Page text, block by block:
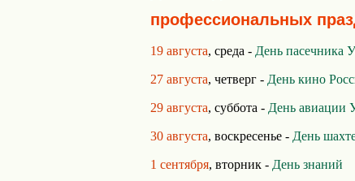
профессиональных
19 августа, среда - День пасечника
27 августа, четверг - День кино
29 августа, суббота - День авиации
30 августа, воскресенье - День
1 сентября, вторник - День знаний